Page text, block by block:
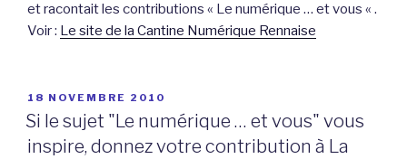
et racontait les contributions « Le numérique … et vous « .
Voir : Le site de la Cantine Numérique Rennaise
PUBLIÉ
LE
18 NOVEMBRE 2010
Si le sujet "Le numérique … et vous" vous
inspire, donnez votre contribution à La